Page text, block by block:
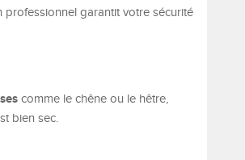
professionnel garantit votre sécurité
comme le chêne ou le hêtre,
bien sec.